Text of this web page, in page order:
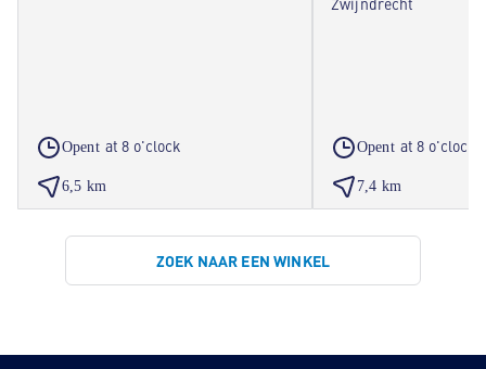
Opent at 8 o'clock
6,5 km
Opent at 8 o'clock
7,4 km
ZOEK NAAR EEN WINKEL